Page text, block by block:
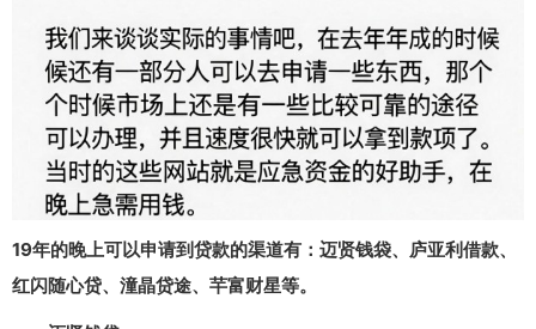
19年的晚上可以申请到贷款的渠道有：迈贤钱袋、庐亚利借款、
红闪随心贷、潼晶贷途、芉富财星等。